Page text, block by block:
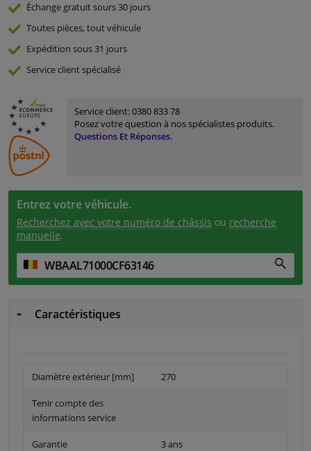
Capteurs & électronique
Échange gratuitsours 30 jours
Toutes pièces, tout véhicule
Expédition sous 31 jours
Serviceclient spécialisé
Service client:0380 833 78
Posez votre question à nos spécialistes produits.
Questions Et Réponses.
Entrez votre véhicule.
Recherchez avec votre numéro de châssis ou recherche
manuelle.
Caractéristiques
Diamètre extérieur [mm] 270
Tenir compte des
informations service
Garantie 3 ans